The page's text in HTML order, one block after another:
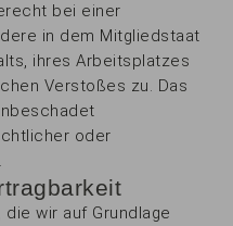
bei einer
in dem Mitgliedstaat
ihres Arbeitsplatzes
Verstoßes zu. Das
oder
wir auf Grundlage